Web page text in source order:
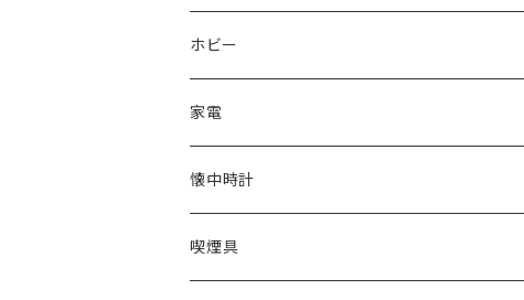
ORIENT
ZEPPELIN
SKAGEN
FOOTBALL WATCHES
Merge
ETTINGER
COACH
BVLGARI
EMPORIO ARMANI
CALVIN KLEIN
DANIEL WELLINGTON
SWAROVSKI
Ellese
COLEMAN
MONTBLANC
Fashion Accessory Cllection
ANDY HAWARD
G GUSTO
GULLWING
LESPORTSAC
RHYTHM
BLOSSOM
MONDAINE
MAWA
PARKER
PELIKAN
CROSS
MONTBLANC
Barebones
FEUERHAND
CASIO
ふわりぃ
ERGO BABY
ホビー
その他
AMOS
OMMIX
家電
CREATE
TORAY
懐中時計
MONDAINE
喫煙具